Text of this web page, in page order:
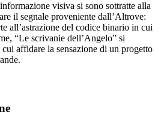
visiva si sono sottratte alla
il segnale proveniente dall’Altrove:
all’astrazione del codice binario in cui
“Le scrivanie dell’Angelo” si
affidare la sensazione di un progetto